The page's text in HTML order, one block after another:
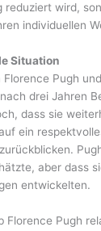
reduziert wird,
individuellen
Situation
Pugh
drei Jahren
dass sie
ein
aber dass
entwickelten.
Florence Pugh